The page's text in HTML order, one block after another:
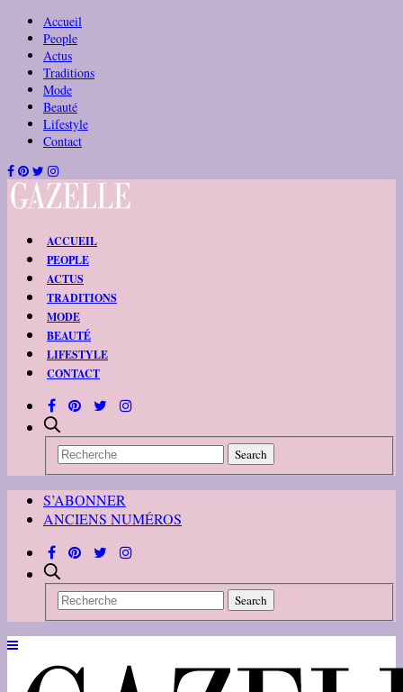
Accueil
People
Actus
Traditions
Mode
Beauté
Lifestyle
Contact
ACCUEIL
PEOPLE
ACTUS
TRADITIONS
MODE
BEAUTÉ
LIFESTYLE
CONTACT
S’ABONNER
ANCIENS NUMÉROS